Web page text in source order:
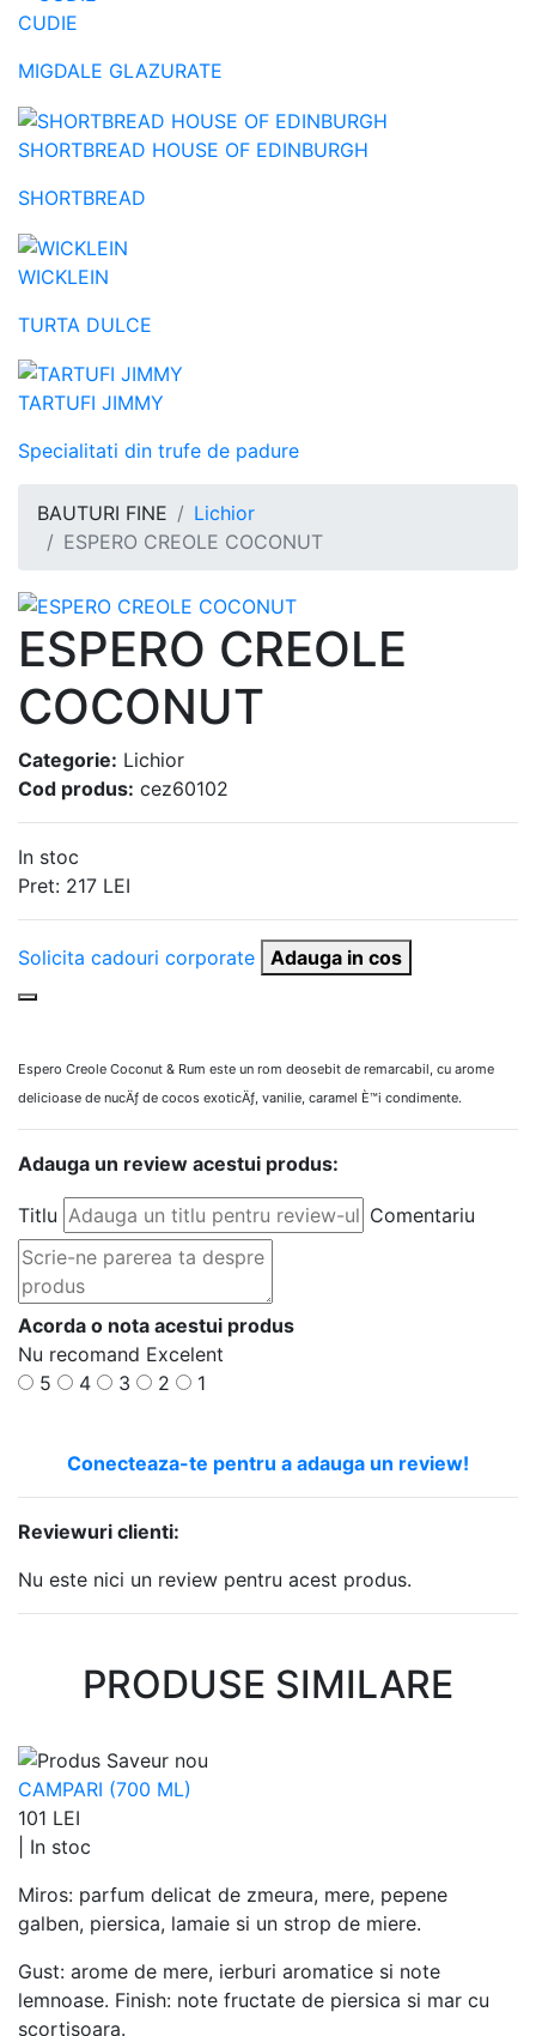
CUDIE
MIGDALE GLAZURATE
SHORTBREAD HOUSE OF EDINBURGH
SHORTBREAD
WICKLEIN
TURTA DULCE
TARTUFI JIMMY
Specialitati din trufe de padure
BAUTURI FINE
Lichior
ESPERO CREOLE COCONUT
ESPERO CREOLE
COCONUT
Categorie: Lichior
Cod produs: cez60102
In stoc
Pret: 217 LEI
Solicita cadouri corporate Adauga in cos
Espero Creole Coconut & Rum este un rom deosebit de remarcabil, cu arome
delicioase de nucÄƒ de cocos exoticÄƒ, vanilie, caramel È™i condimente.
Adauga un review acestui produs:
Titlu Comentariu
Acorda o nota acestui produs
Nu recomand Excelent
5
4 3 2 1
Conecteaza-te pentru a adauga un review!
Reviewuri clienti:
Nu este nici un review pentru acest produs.
PRODUSE SIMILARE
CAMPARI (700 ML)
101 LEI
In stoc
Miros: parfum delicat de zmeura, mere, pepene
galben, piersica, lamaie si un strop de miere.
Gust: arome de mere, ierburi aromatice si note
lemnoase. Finish: note fructate de piersica si mar cu
scortisoara.